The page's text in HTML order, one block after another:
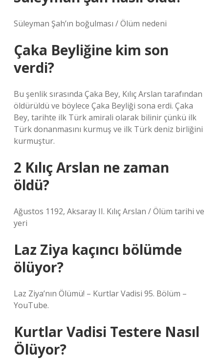
Süleyman Şah’ın boğulması / Ölüm nedeni
Çaka Beyliğine kim son
verdi?
Bu şenlik sırasında Çaka Bey, Kılıç Arslan tarafından
öldürüldü ve böylece Çaka Beyliği sona erdi. Çaka
Bey, tarihte ilk Türk amirali olarak bilinir çünkü ilk
Türk donanmasını kurmuş ve ilk Türk deniz birliğini
kurmuştur.
2 Kılıç Arslan ne zaman
öldü?
Ağustos 1192, Aksaray II. Kılıç Arslan / Ölüm tarihi ve
yeri
Laz Ziya kaçıncı bölümde
ölüyor?
Laz Ziya’nın Ölümü! – Kurtlar Vadisi 95. Bölüm –
YouTube.
Kurtlar Vadisi Testere Nasıl
Ölüyor?